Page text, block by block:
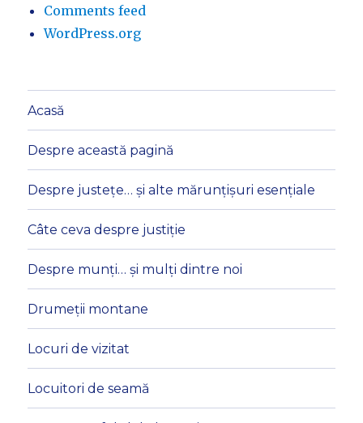
Comments feed
WordPress.org
Acasă
Despre această pagină
Despre justețe… și alte mărunțișuri esențiale
Câte ceva despre justiție
Despre munți… și mulți dintre noi
Drumeții montane
Locuri de vizitat
Locuitori de seamă